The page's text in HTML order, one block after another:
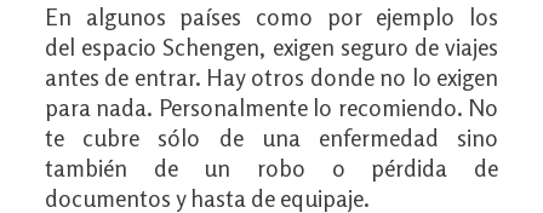
En algunos países como por ejemplo los
del espacio Schengen, exigen seguro de viajes
antes de entrar. Hay otros donde no lo exigen
para nada. Personalmente lo recomiendo. No
te cubre sólo de una enfermedad sino
también de un robo o pérdida de
documentos y hasta de equipaje.